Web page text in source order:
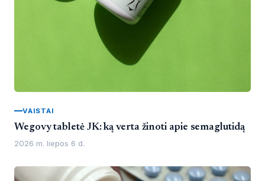
VAISTAI
Wegovy tabletė JK: ką verta žinoti apie semaglutidą
2026 m. liepos 6 d.